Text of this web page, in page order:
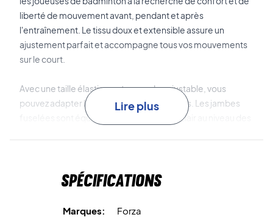
liberté de mouvement avant, pendant et après
l'entraînement. Le tissu doux et extensible assure un
ajustement parfait et accompagne tous vos mouvements
sur le court.
Avec une taille élastique et un cordon ajustable, vous
pouvez adapter la coupe à vos préférences. Les jambes
fuselées sont équipées de fermetures éclair au niveau des
Les poches zippées sur les côtés vous permettent de
la cuisse gauche ajoute une touche sportive à votre tenue.
Lire plus
Spécifications
Marques:
Forza